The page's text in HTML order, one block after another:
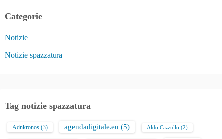
Categorie
Notizie
Notizie spazzatura
Tag notizie spazzatura
Adnkronos (3) agendadigitale.eu (5) Aldo Cazzullo (2)